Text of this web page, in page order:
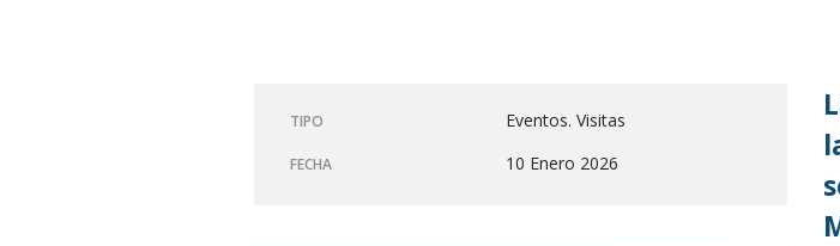
TIPO Eventos. Visitas
FECHA 10 Enero 2026